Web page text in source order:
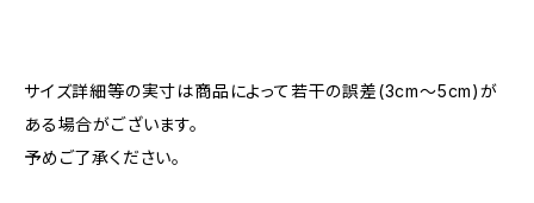
サイズ詳細等の実寸は商品によって若干の誤差(3cm〜5cm)が
ある場合がございます。
予めご了承ください。